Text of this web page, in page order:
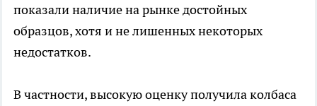
показали наличие на рынке достойных
образцов, хотя и не лишенных некоторых
недостатков.
В частности, высокую оценку получила колбаса